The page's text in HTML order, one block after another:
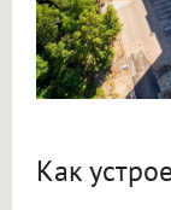
Как